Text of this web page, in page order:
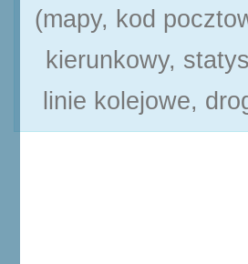
(mapy, kod
kierunkowy,
linie kolejowe,